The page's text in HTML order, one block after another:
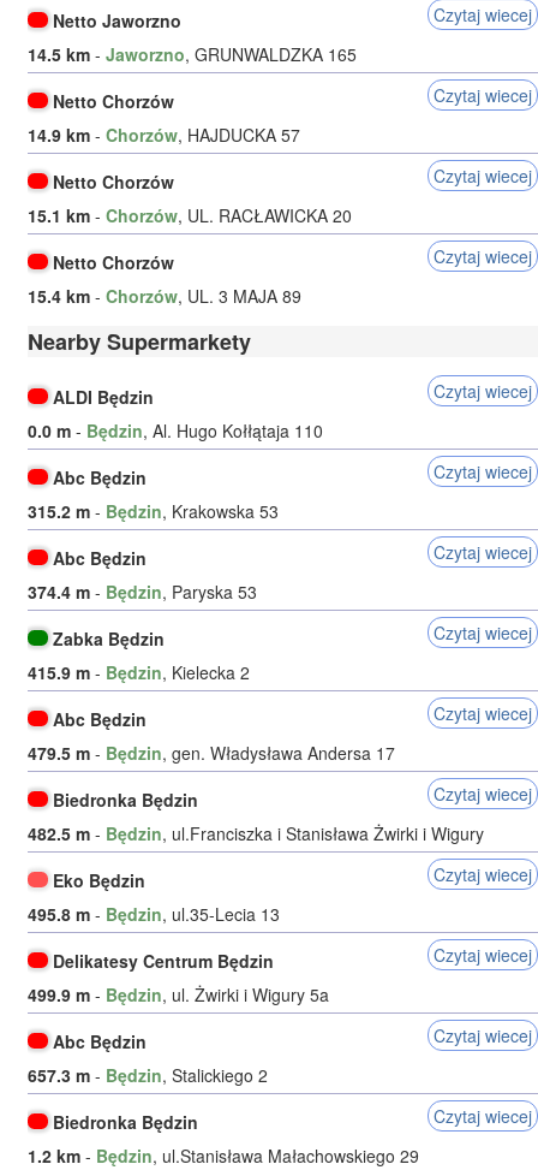
Netto Jaworzno
Czytaj wiecej
14.5 km - Jaworzno, GRUNWALDZKA 165
Netto Chorzów
Czytaj wiecej
14.9 km - Chorzów, HAJDUCKA 57
Netto Chorzów
Czytaj wiecej
15.1 km - Chorzów, UL. RACŁAWICKA 20
Netto Chorzów
Czytaj wiecej
15.4 km - Chorzów, UL. 3 MAJA 89
Nearby Supermarkety
ALDI Będzin
Czytaj wiecej
0.0 m - Będzin, Al. Hugo Kołłątaja 110
Abc Będzin
Czytaj wiecej
315.2 m - Będzin, Krakowska 53
Abc Będzin
Czytaj wiecej
374.4 m - Będzin, Paryska 53
Zabka Będzin
Czytaj wiecej
415.9 m - Będzin, Kielecka 2
Abc Będzin
Czytaj wiecej
479.5 m - Będzin, gen. Władysława Andersa 17
Biedronka Będzin
Czytaj wiecej
482.5 m - Będzin, ul.Franciszka i Stanisława Żwirki i Wigury
Eko Będzin
Czytaj wiecej
495.8 m - Będzin, ul.35-Lecia 13
Delikatesy Centrum Będzin
Czytaj wiecej
499.9 m - Będzin, ul. Żwirki i Wigury 5a
Abc Będzin
Czytaj wiecej
657.3 m - Będzin, Stalickiego 2
Biedronka Będzin
Czytaj wiecej
1.2 km - Będzin, ul.Stanisława Małachowskiego 29